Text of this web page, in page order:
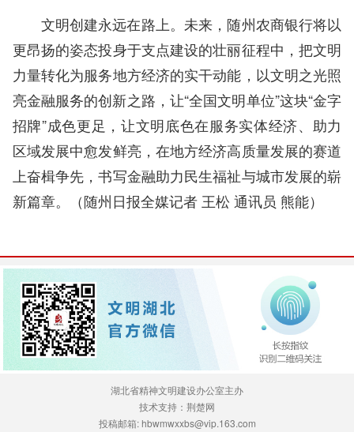
文明创建永远在路上。未来，随州农商银行将以
更昂扬的姿态投身于支点建设的壮丽征程中，把文明
力量转化为服务地方经济的实干动能，以文明之光照
亮金融服务的创新之路，让“全国文明单位”这块“金字
招牌”成色更足，让文明底色在服务实体经济、助力
区域发展中愈发鲜亮，在地方经济高质量发展的赛道
上奋楫争先，书写金融助力民生福祉与城市发展的崭
新篇章。（随州日报全媒记者 王松 通讯员 熊能）
湖北省精神文明建设办公室主办
技术支持：荆楚网
投稿邮箱: hbwmwxxbs@vip.163.com